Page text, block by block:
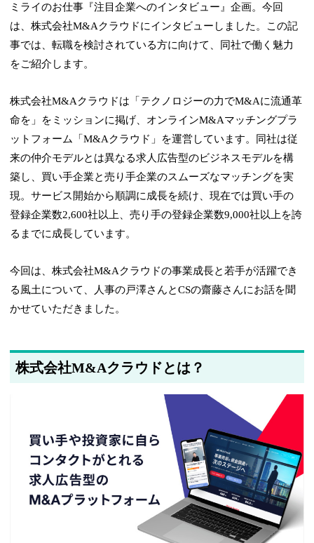
ミライのお仕事『注目企業へのインタビュー』企画。今回
は、株式会社M&Aクラウドにインタビューしました。この記
事では、転職を検討されている方に向けて、同社で働く魅力
をご紹介します。
株式会社M&Aクラウドは「テクノロジーの力でM&Aに流通革
命を」をミッションに掲げ、オンラインM&Aマッチングプラ
ットフォーム「M&Aクラウド」を運営しています。同社は従
来の仲介モデルとは異なる求人広告型のビジネスモデルを構
築し、買い手企業と売り手企業のスムーズなマッチングを実
現。サービス開始から順調に成長を続け、現在では買い手の
登録企業数2,600社以上、売り手の登録企業数9,000社以上を誇
るまでに成長しています。
今回は、株式会社M&Aクラウドの事業成長と若手が活躍でき
る風土について、人事の戸澤さんとCSの齋藤さんにお話を聞
かせていただきました。
株式会社M&Aクラウドとは？